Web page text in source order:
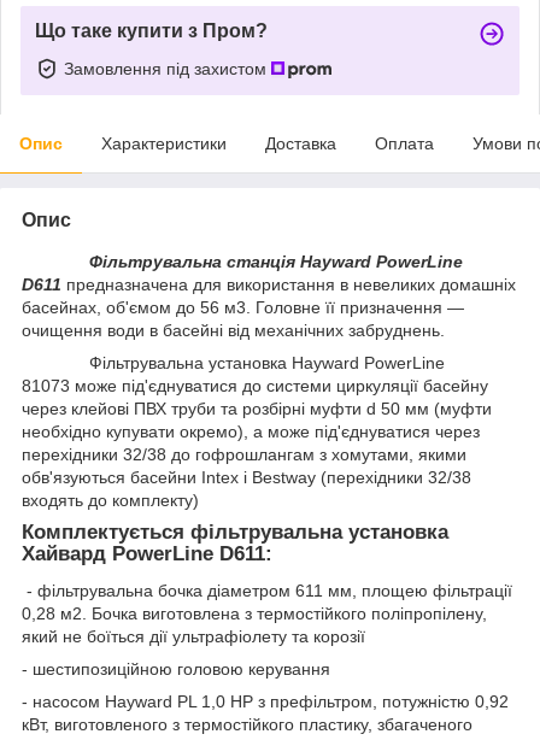
Що таке купити з Пром?
Замовлення під захистом
Опис Характеристики Доставка Оплата Умови
Опис
Фільтрувальна станція Hayward PowerLine
D611 предназначена для використання в невеликих домашніх
басейнах, об'ємом до 56 м3. Головне її призначення —
очищення води в басейні від механічних забруднень.
Фільтрувальна установка Hayward PowerLine
81073 може під'єднуватися до системи циркуляції басейну
через клейові ПВХ труби та розбірні муфти d 50 мм (муфти
необхідно купувати окремо), а може під'єднуватися через
перехідники 32/38 до гофрошлангам з хомутами, якими
обв'язуються басейни Intex і Bestway (перехідники 32/38
входять до комплекту)
Комплектується фільтрувальна установка
Хайвард PowerLine D611:
- фільтрувальна бочка діаметром 611 мм, площею фільтрації
0,28 м2. Бочка виготовлена з термостійкого поліпропілену,
який не боїться дії ультрафіолету та корозії
- шестипозиційною головою керування
- насосом Hayward PL 1,0 HP з префільтром, потужністю 0,92
кВт, виготовленого з термостійкого пластику, збагаченого